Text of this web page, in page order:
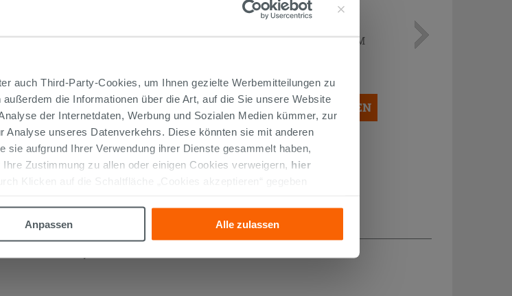
auch Third-Party-Cookies, um Ihnen gezielte Werbemitteilungen zu
die Informationen über die Art, auf die Sie unsere Website
der Internetdaten, Werbung und Sozialen Medien kümmer, zur
Analyse unseres Datenverkehrs. Diese könnten sie mit anderen
sie aufgrund Ihrer Verwendung ihrer Dienste gesammelt haben,
Zustimmung zu allen oder einigen Cookies verweigern, hier
Klicken auf die Schaltfläche „Cookies akzeptieren“ gegeben
Anpassen
Alle zulassen
WASCHBECKEN
€ /STK.
WARENKORB LEGEN
WASCHBECKEN MESSING CHROM
19,90 € /STK.
IN DEN WARENKORB LEGEN
HABEN, KAUFTEN AUCH...